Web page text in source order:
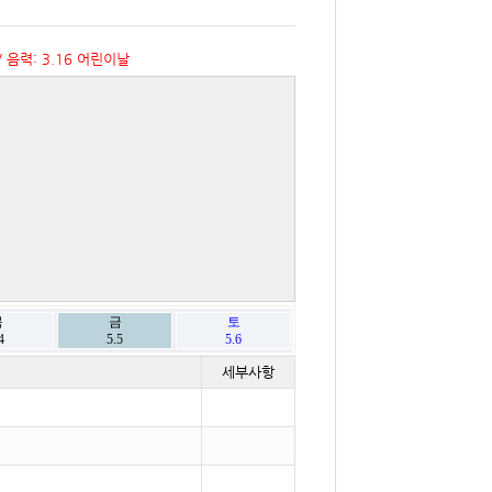
력: 3.16 어린이날
금
5.5
토
5.6
세부사항